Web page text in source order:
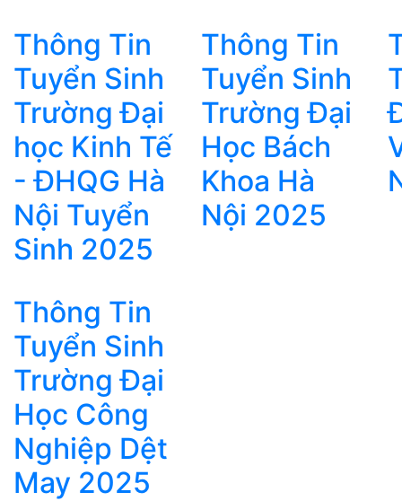
Thông Tin
Tuyển Sinh
Trường Đại
học Kinh Tế
- ĐHQG Hà
Nội Tuyển
Sinh 2025
Thông Tin
Tuyển Sinh
Trường Đại
Học Bách
Khoa Hà
Nội 2025
Thông Tin
Tuyển Sinh
Trường Đại
Học Công
Nghiệp Dệt
May 2025